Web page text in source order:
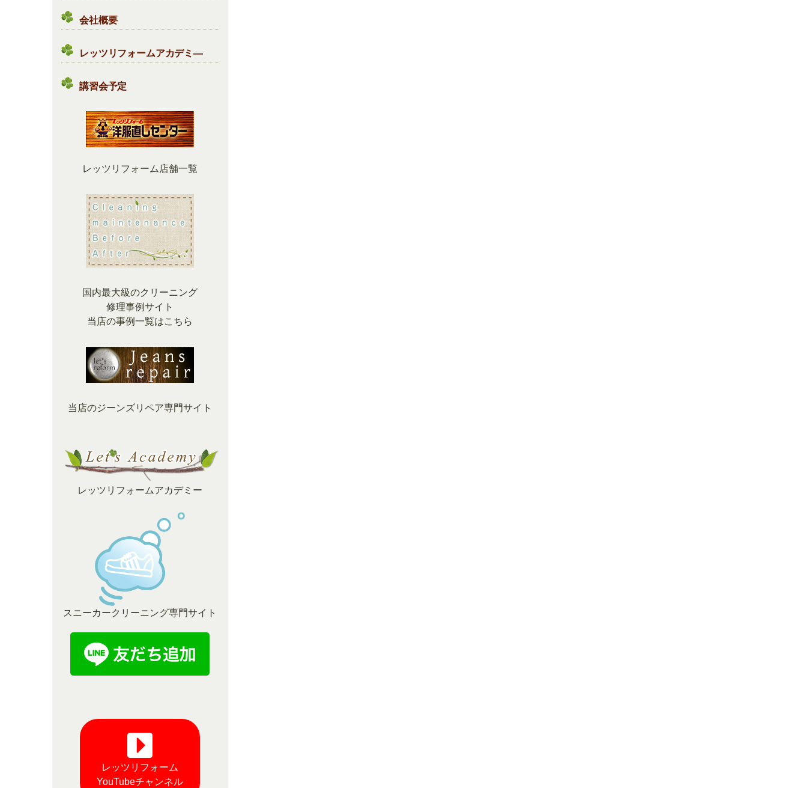
会社概要
レッツリフォームアカデミ―
講習会予定
レッツリフォーム店舗一覧
国内最大級のクリーニング
修理事例サイト
当店の事例一覧はこちら
当店のジーンズリペア専門サイト
レッツリフォームアカデミー
スニーカークリーニング専門サイト
レッツリフォーム
YouTubeチャンネル